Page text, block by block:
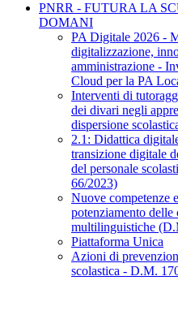
PNRR - FUTURA LA
DOMANI
PA Digitale 2026 -
digitalizzazione,
amministrazione -
Cloud per la PA
Interventi di
dei divari negli
dispersione
2.1: Didattica
transizione digitale
del personale
66/2023)
Nuove competenze
potenziamento
multilinguistiche
Piattaforma Unica
Azioni di
scolastica - D.M.